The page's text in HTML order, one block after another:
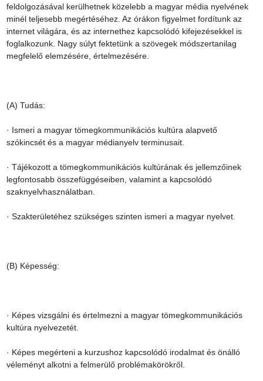
feldolgozásával kerülhetnek közelebb a magyar média nyelvének
minél teljesebb megértéséhez. Az órákon figyelmet fordítunk az
internet világára, és az internethez kapcsolódó kifejezésekkel is
foglalkozunk. Nagy súlyt fektetünk a szövegek módszertanilag
megfelelő elemzésére, értelmezésére.
(A) Tudás:
· Ismeri a magyar tömegkommunikációs kultúra alapvető
szókincsét és a magyar médianyelv terminusait.
· Tájékozott a tömegkommunikációs kultúrának és jellemzőinek
legfontosabb összefüggéseiben, valamint a kapcsolódó
szaknyelvhasználatban.
· Szakterületéhez szükséges szinten ismeri a magyar nyelvet.
(B) Képesség:
· Képes vizsgálni és értelmezni a magyar tömegkommunikációs
kultúra nyelvezetét.
· Képes megérteni a kurzushoz kapcsolódó irodalmat és önálló
véleményt alkotni a felmerülő problémakörökről.